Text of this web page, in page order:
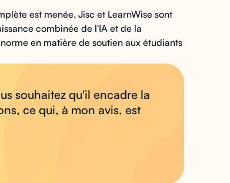
est menée, Jisc et LearnWise sont
combinée de l'IA et de la
en matière de soutien aux étudiants
souhaitez qu'il encadre la
ce qui, à mon avis, est